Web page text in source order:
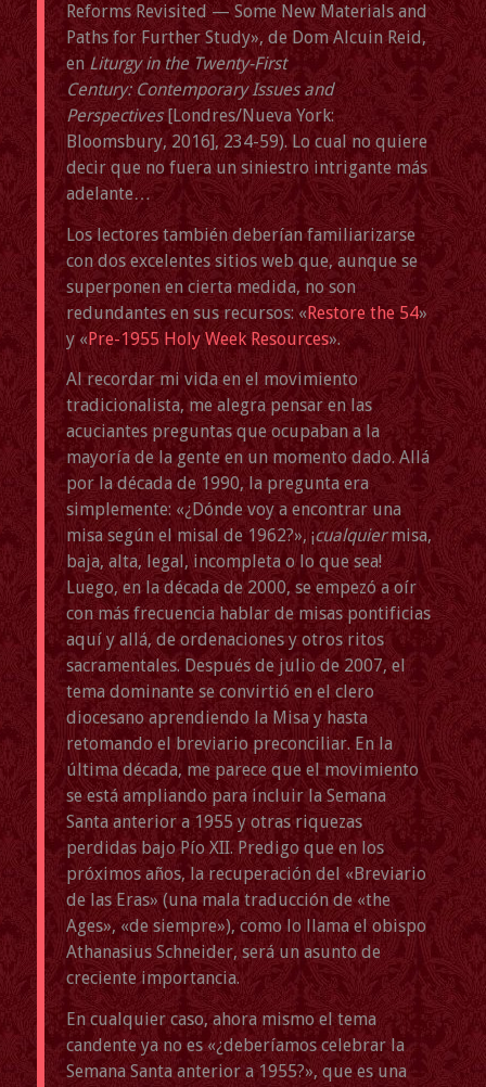
Reforms Revisited — Some New Materials and
Paths for Further Study», de Dom Alcuin Reid,
en Liturgy in the Twenty-First
Century: Contemporary Issues and
Perspectives[Londres/Nueva York:
Bloomsbury, 2016], 234-59). Lo cual no quiere
decir que no fuera un siniestro intrigante más
adelante…
Los lectores también deberían familiarizarse
con dos excelentes sitios web que, aunque se
superponen en cierta medida, no son
redundantes en sus recursos: «Restore the 54»
y «Pre-1955 Holy Week Resources».
Al recordar mi vida en el movimiento
tradicionalista, me alegra pensar en las
acuciantes preguntas que ocupaban a la
mayoría de la gente en un momento dado. Allá
por la década de 1990, la pregunta era
simplemente: «¿Dónde voy a encontrar una
misa según el misal de 1962?», ¡cualquiermisa,
baja, alta, legal, incompleta o lo que sea!
Luego, en la década de 2000, se empezó a oír
con más frecuencia hablar de misas pontificias
aquí y allá, de ordenaciones y otros ritos
sacramentales. Después de julio de 2007, el
tema dominante se convirtió en el clero
diocesano aprendiendo la Misa y hasta
retomando el breviario preconciliar. En la
última década, me parece que el movimiento
se está ampliando para incluir la Semana
Santa anterior a 1955 y otras riquezas
perdidas bajo Pío XII. Predigo que en los
próximos años, la recuperación del «Breviario
de las Eras» (una mala traducción de «the
Ages», «de siempre»), como lo llama el obispo
Athanasius Schneider, será un asunto de
creciente importancia.
En cualquier caso, ahora mismo el tema
candente ya no es «¿deberíamos celebrar la
Semana Santa anterior a 1955?», que es una